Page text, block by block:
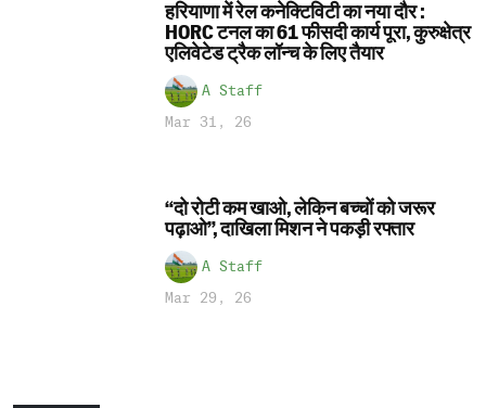
हरियाणा में रेल कनेक्टिविटी का नया दौर :
HORC टनल का 61 फीसदी कार्य पूरा, कुरुक्षेत्र
एलिवेटेड ट्रैक लॉन्च के लिए तैयार
A Staff
Mar 31, 26
“दो रोटी कम खाओ, लेकिन बच्चों को जरूर
पढ़ाओ”, दाखिला मिशन ने पकड़ी रफ्तार
A Staff
Mar 29, 26